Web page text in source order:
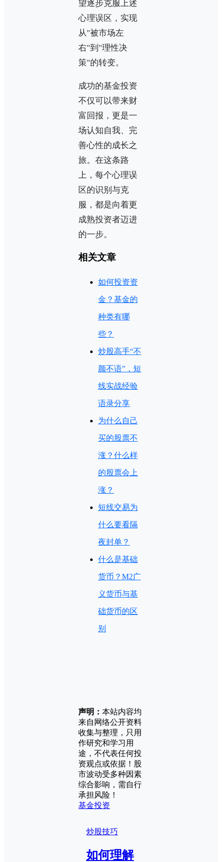
望逐步克服上述
心理误区，实现
从"被市场左
右"到"理性决
策"的转变。
成功的基金投资
不仅可以带来财
富回报，更是一
场认知自我、完
善心性的成长之
旅。在这条路
上，每个心理误
区的识别与克
服，都是向着更
成熟投资者迈进
的一步。
相关文章
如何投资资
金？基金的
种类有哪
些？
炒股高手“不
颜不语”，短
线实战经验
语录分享
为什么自己
买的股票不
涨？什么样
的股票会上
涨？
短线交易为
什么要看隔
夜封单？
什么是基础
货币？M2广
义货币与基
础货币的区
别
声明： 本站内容均
来自网络公开资料
收集与整理，只用
作研究和学习用
途，不代表任何投
资观点或依据！股
市波动受多种因素
综合影响，需自行
承担风险！
基金投资
炒股技巧
如何理解